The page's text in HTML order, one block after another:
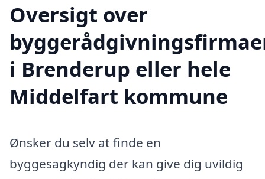
Oversigt over
i Brenderup eller hele
Middelfart kommune
Ønsker du selv at finde en
byggesagkyndig der kan give dig uvildig